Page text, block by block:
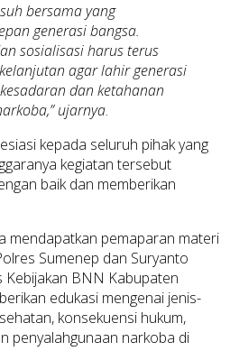
bersama yang
generasi bangsa.
sosialisasi harus terus
agar lahir generasi
dan ketahanan
ujarnya.
kepada seluruh pihak yang
kegiatan tersebut
baik dan memberikan
mendapatkan pemaparan materi
Sumenep dan Suryanto
Kebijakan BNN Kabupaten
edukasi mengenai jenis-
konsekuensi hukum,
penyalahgunaan narkoba di